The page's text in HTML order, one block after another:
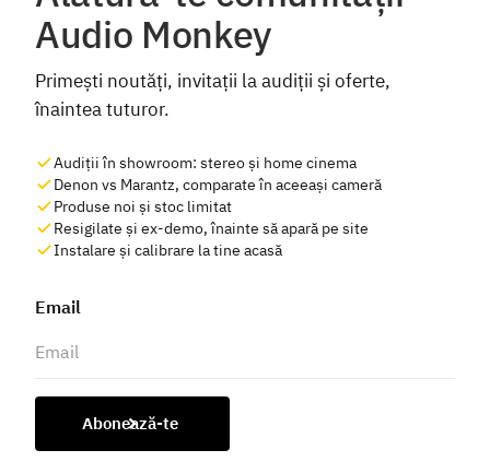
Audio Monkey
Primești noutăți, invitații la audiții și oferte,
înaintea tuturor.
Audiții în showroom: stereo și home cinema
Denon vs Marantz, comparate în aceeași cameră
Produse noi și stoc limitat
Resigilate și ex-demo, înainte să apară pe site
Instalare și calibrare la tine acasă
Email
Abonează-te